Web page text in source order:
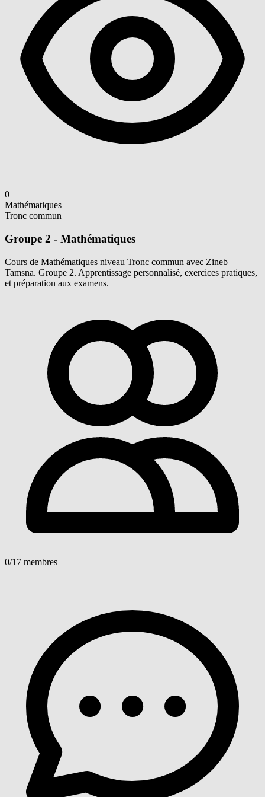
0
Mathématiques
Tronc commun
Groupe 2 - Mathématiques
Cours de Mathématiques niveau Tronc commun avec Zineb
Tamsna. Groupe 2. Apprentissage personnalisé, exercices pratiques,
et préparation aux examens.
0/17 membres